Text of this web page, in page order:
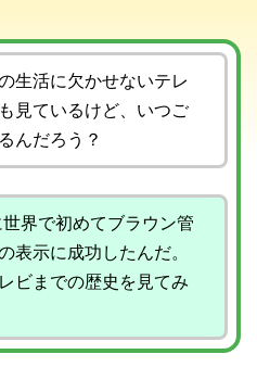
生活に欠かせないテレ
見ているけど、いつご
んだろう？
界で初めてブラウン管
表示に成功したんだ。
ビまでの歴史を見てみ